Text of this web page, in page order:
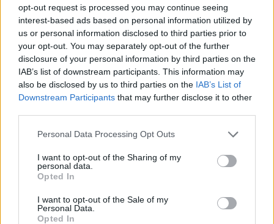
opt-out request is processed you may continue seeing
interest-based ads based on personal information utilized by
us or personal information disclosed to third parties prior to
your opt-out. You may separately opt-out of the further
disclosure of your personal information by third parties on the
IAB’s list of downstream participants. This information may
also be disclosed by us to third parties on the IAB’s List of
Downstream Participants that may further disclose it to other
Please note that this website/app uses one or more Google
not limited to your visit or usage behaviour. You may click to
grant or deny consent to Google and its third-party tags to
use your data for below specified purposes in below Google
consent section.
Personal Data Processing Opt Outs
I want to opt-out of the Sharing of my
personal data.
Opted In
I want to opt-out of the Sale of my
Personal Data.
Opted In
Pedro Alcalá (Cádiz, 450.000, 18 puntos)
El central seguirá siendo titular debido a la baja de Marcos
Mauro por lesión y Fali por sanción. Lleva una media de 3
puntos en los 6 partidos que ha disputado esta temporada.
No son grandes números, pero por 450.000 es una opción a
contemplar si te hace falta un jugador para ocupar un
puesto en tu defensa. Además, su poderío en el juego aéreo
es un aliciente para hacerse con sus servicios.